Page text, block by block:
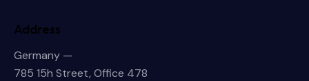
Address
Germany —
785 15h Street, Office 478